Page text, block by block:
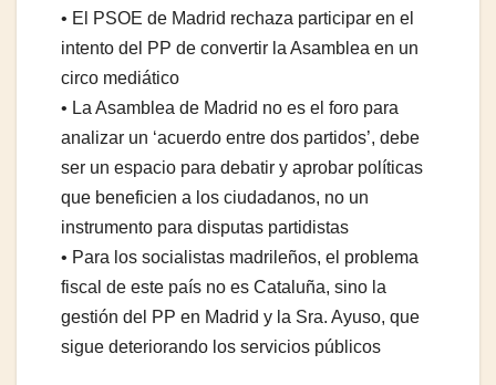
• El PSOE de Madrid rechaza participar en el
intento del PP de convertir la Asamblea en un
circo mediático
• La Asamblea de Madrid no es el foro para
analizar un ‘acuerdo entre dos partidos’, debe
ser un espacio para debatir y aprobar políticas
que beneficien a los ciudadanos, no un
instrumento para disputas partidistas
• Para los socialistas madrileños, el problema
fiscal de este país no es Cataluña, sino la
gestión del PP en Madrid y la Sra. Ayuso, que
sigue deteriorando los servicios públicos